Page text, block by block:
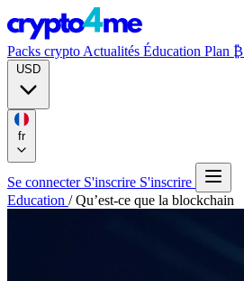
Packs crypto Actualités Éducation Plan ₿
fr
Se connecter S'inscrire S'inscrire
Education / Qu’est-ce que la blockchain